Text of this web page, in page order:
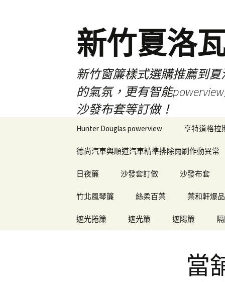
新竹夏洛
新竹窗簾樣式選購推薦到
的氣氛，更有智能
沙發布套等訂做！
Hunter Douglas powerview 亨特道格拉
德尚汽車與順道汽車精準排除雨刷作動異常
日夜簾 沙發套訂做 沙發布套
竹北風琴簾 絲柔百葉 葉和軒爆
遮光捲簾 遮光簾 遮陽簾
當